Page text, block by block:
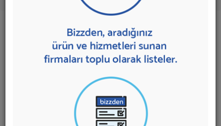
1 sonuç bulundu.
Etimesgut'daOto Lastik sunan firmalar